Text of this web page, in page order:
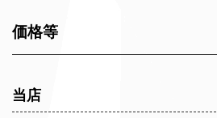
価格等
当店